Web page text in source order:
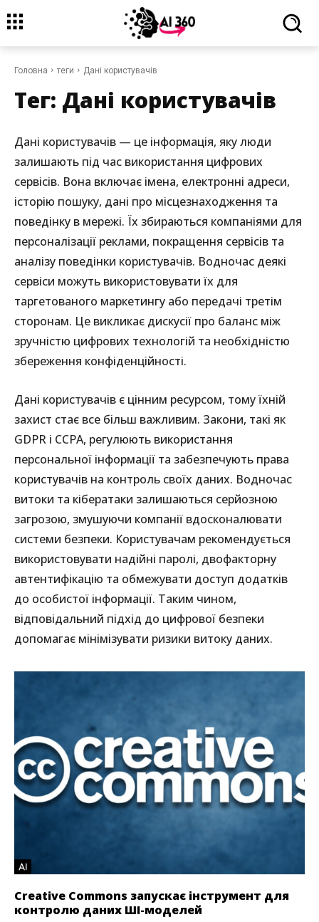
Головна теги Дані користувачів
Тег: Дані користувачів
Дані користувачів — це інформація, яку люди
залишають під час використання цифрових
сервісів. Вона включає імена, електронні адреси,
історію пошуку, дані про місцезнаходження та
поведінку в мережі. Їх збираються компаніями для
персоналізації реклами, покращення сервісів та
аналізу поведінки користувачів. Водночас деякі
сервіси можуть використовувати їх для
таргетованого маркетингу або передачі третім
сторонам. Це викликає дискусії про баланс між
зручністю цифрових технологій та необхідністю
збереження конфіденційності.
Дані користувачів є цінним ресурсом, тому їхній
захист стає все більш важливим. Закони, такі як
GDPR і CCPA, регулюють використання
персональної інформації та забезпечують права
користувачів на контроль своїх даних. Водночас
витоки та кібератаки залишаються серйозною
загрозою, змушуючи компанії вдосконалювати
системи безпеки. Користувачам рекомендується
використовувати надійні паролі, двофакторну
автентифікацію та обмежувати доступ додатків
до особистої інформації. Таким чином,
відповідальний підхід до цифрової безпеки
допомагає мінімізувати ризики витоку даних.
AI
Creative Commons запускає інструмент для
контролю даних ШІ-моделей